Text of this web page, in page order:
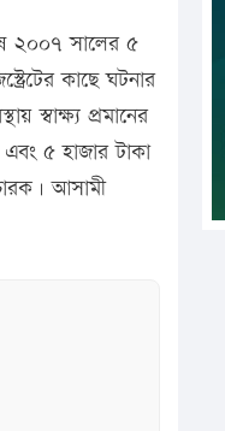
২০০৭ সালের ৫
কাছে ঘটনার
স্বাক্ষ্য প্রমানের
৫ হাজার টাকা
আসামী